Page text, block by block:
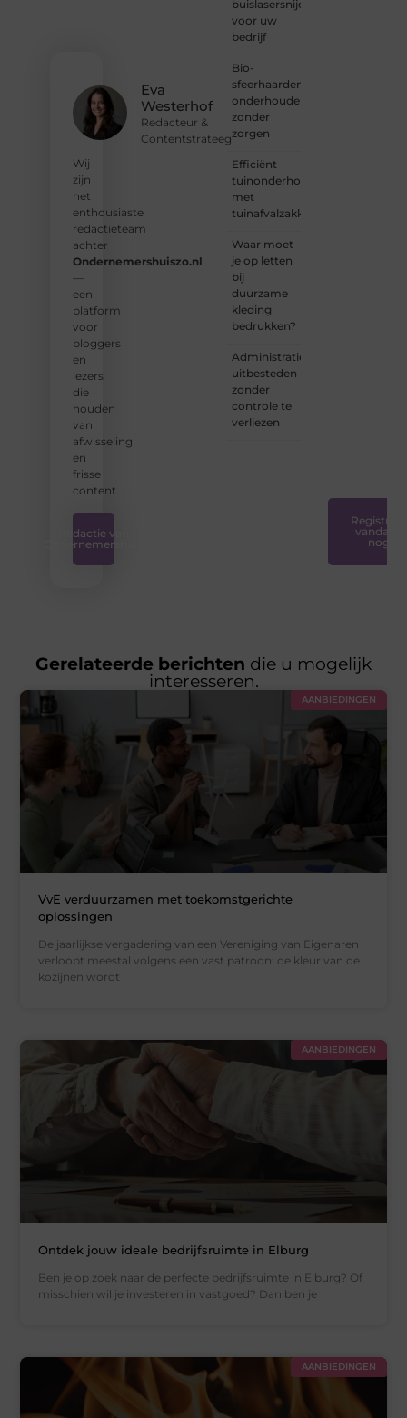
Eva
Westerhof
Redacteur &
Contentstrateeg
Wij
zijn
het
enthousiaste
redactieteam
achter
Ondernemershuiszo.nl
—
een
platform
voor
bloggers
en
lezers
die
houden
van
afwisseling
en
frisse
content.
Redactie van
Ondernemershuis
buislasersnijden
voor uw
bedrijf
Bio-
sfeerhaarden
onderhouden
zonder
zorgen
Efficiënt
tuinonderhoud
met
tuinafvalzakken
Waar moet
je op letten
bij
duurzame
kleding
bedrukken?
Administratie
uitbesteden
zonder
controle te
verliezen
Registreer
vandaag
nog
Gerelateerde berichten die u mogelijk
interesseren.
AANBIEDINGEN
VvE verduurzamen met toekomstgerichte
oplossingen
De jaarlijkse vergadering van een Vereniging van Eigenaren
verloopt meestal volgens een vast patroon: de kleur van de
kozijnen wordt
AANBIEDINGEN
Ontdek jouw ideale bedrijfsruimte in Elburg
Ben je op zoek naar de perfecte bedrijfsruimte in Elburg? Of
misschien wil je investeren in vastgoed? Dan ben je
AANBIEDINGEN